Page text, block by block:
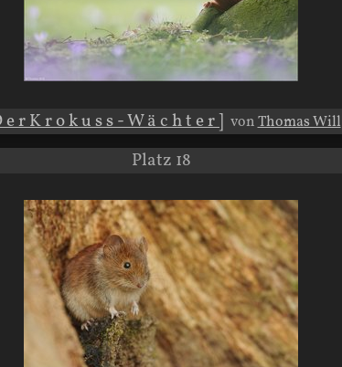
e r K r o k u s s - W ä c h t e r ] vonThomas Will
Platz 18